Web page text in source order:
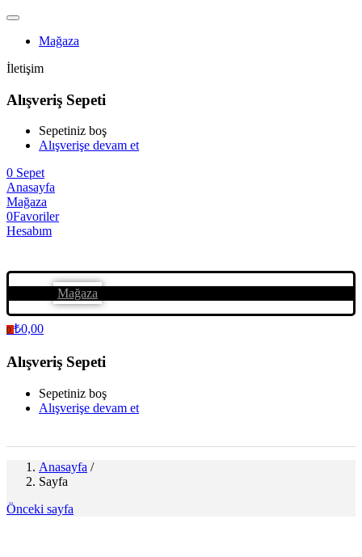
Mağaza
İletişim
Alışveriş Sepeti
Sepetiniz boş
Alışverişe devam et
0 Sepet
Anasayfa
Mağaza
0Favoriler
Hesabım
Mağaza
0 ₺0,00
Alışveriş Sepeti
Sepetiniz boş
Alışverişe devam et
Anasayfa /
Sayfa
Önceki sayfa